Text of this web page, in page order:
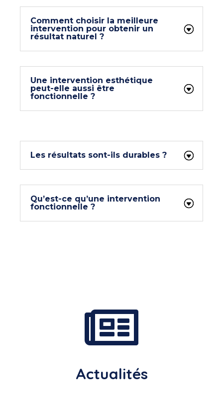
Comment choisir la meilleure
intervention pour obtenir un
résultat naturel ?
Une intervention esthétique
peut-elle aussi être
fonctionnelle ?
Les résultats sont-ils durables ?
Qu’est-ce qu’une intervention
fonctionnelle ?

Actualités